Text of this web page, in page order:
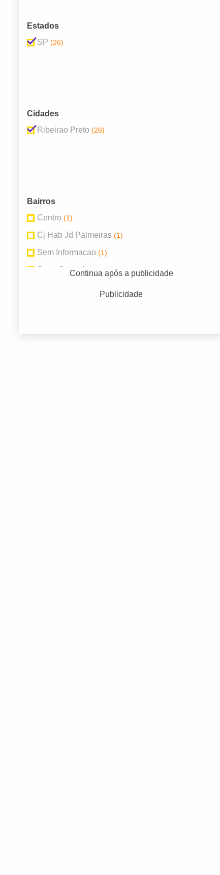
Estados
SP (26)
Cidades
Ribeirao Preto (26)
Bairros
Centro (1)
Cj Hab Jd Palmeiras (1)
Sem Informacao (1)
Setor Central(12)
Continua após a publicidade
Publicidade